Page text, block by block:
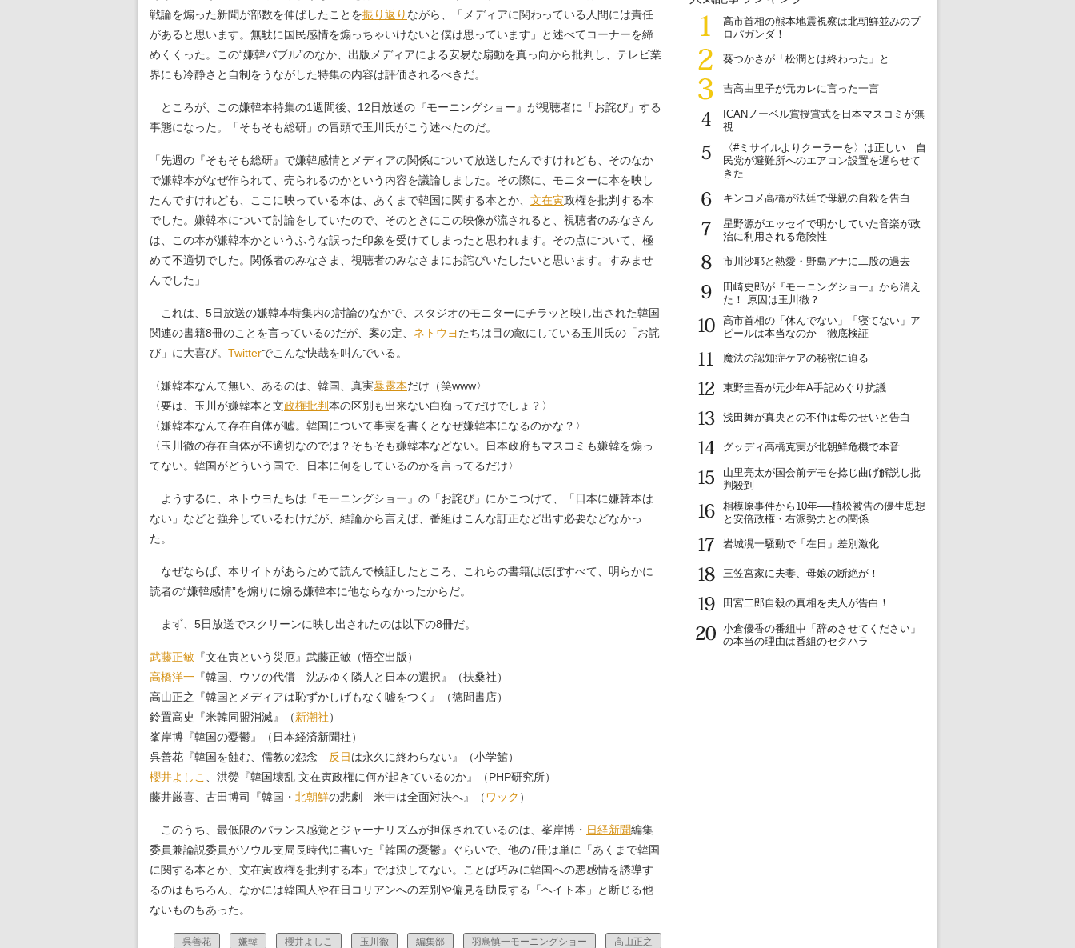
戦論を煽った新聞が部数を伸ばしたことを振り返り ながら、「メディアに関わっている人間には責任
があると思います。無駄に国民感情を煽っちゃいけないと僕は思っています」と述べてコーナーを締
めくくった。この“嫌韓バブル”のなか、出版メディアによる安易な扇動を真っ向から批判し、テレビ業
界にも冷静さと自制をうながした特集の内容は評価されるべきだ。
ところが、この嫌韓本特集の1週間後、12日放送の『モーニングショー』が視聴者に「お詫び」する
事態になった。「そもそも総研」の冒頭で玉川氏がこう述べたのだ。
「先週の『そもそも総研』で嫌韓感情とメディアの関係について放送したんですけれども、そのなか
で嫌韓本がなぜ作られて、売られるのかという内容を議論しました。その際に、モニターに本を映し
たんですけれども、ここに映っている本は、あくまで韓国に関する本とか、 文在寅政権を批判する本
でした。嫌韓本について討論をしていたので、そのときにこの映像が流されると、視聴者のみなさん
は、この本が嫌韓本かというふうな誤った印象を受けてしまったと思われます。その点について、極
めて不適切でした。関係者のみなさま、視聴者のみなさまにお詫びいたしたいと思います。すみませ
んでした」
これは、5日放送の嫌韓本特集内の討論のなかで、スタジオのモニターにチラッと映し出された韓国
関連の書籍8冊のことを言っているのだが、案の定、 ネトウヨたちは目の敵にしている玉川氏の「お詫
び」に大喜び。 Twitterでこんな快哉を叫んでいる。
〈嫌韓本なんて無い、あるのは、韓国、真実暴露本だけ（笑www〉
〈要は、玉川が嫌韓本と文政権批判本の区別も出来ない白痴ってだけでしょ？〉
〈嫌韓本なんて存在自体が嘘。韓国について事実を書くとなぜ嫌韓本になるのかな？〉
〈玉川徹の存在自体が不適切なのでは？そもそも嫌韓本などない。日本政府もマスコミも嫌韓を煽っ
てない。韓国がどういう国で、日本に何をしているのかを言ってるだけ〉
ようするに、ネトウヨたちは『モーニングショー』の「お詫び」にかこつけて、「日本に嫌韓本は
ない」などと強弁しているわけだが、結論から言えば、番組はこんな訂正など出す必要などなかっ
た。
なぜならば、本サイトがあらためて読んで検証したところ、これらの書籍はほぼすべて、明らかに
読者の“嫌韓感情”を煽りに煽る嫌韓本に他ならなかったからだ。
まず、5日放送でスクリーンに映し出されたのは以下の8冊だ。
武藤正敏 『文在寅という災厄』武藤正敏（悟空出版）
高橋洋一 『韓国、ウソの代償 沈みゆく隣人と日本の選択』（扶桑社）
高山正之『韓国とメディアは恥ずかしげもなく嘘をつく』（徳間書店）
鈴置高史『米韓同盟消滅』（新潮社）
峯岸博『韓国の憂鬱』（日本経済新聞社）
呉善花『韓国を蝕む、儒教の怨念
反日は永久に終わらない』（小学館）
櫻井よしこ
、洪熒『韓国壊乱 文在寅政権に何が起きているのか』（PHP研究所）
藤井厳喜、古田博司『韓国・ 北朝鮮の悲劇 米中は全面対決へ』（ワック ）
このうち、最低限のバランス感覚とジャーナリズムが担保されているのは、峯岸博・ 日経新聞編集
委員兼論説委員がソウル支局長時代に書いた『韓国の憂鬱』ぐらいで、他の7冊は単に「あくまで韓国
に関する本とか、文在寅政権を批判する本」では決してない。ことば巧みに韓国への悪感情を誘導す
るのはもちろん、なかには韓国人や在日コリアンへの差別や偏見を助長する「ヘイト本」と断じる他
ないものもあった。
呉善花 嫌韓 櫻井よしこ 玉川徹 編集部 羽鳥慎一モーニングショー 高山正之
1
高市首相の熊本地震視察は北朝鮮並みのプ
ロパガンダ！
2
葵つかさが「松潤とは終わった」と
3
吉高由里子が元カレに言った一言
4
ICANノーベル賞授賞式を日本マスコミが無
視
5
〈#ミサイルよりクーラーを〉は正しい 自
民党が避難所へのエアコン設置を遅らせて
きた
6
キンコメ高橋が法廷で母親の自殺を告白
7
星野源がエッセイで明かしていた音楽が政
治に利用される危険性
8
市川沙耶と熱愛・野島アナに二股の過去
9
田崎史郎が『モーニングショー』から消え
た！ 原因は玉川徹？
10
高市首相の「休んでない」「寝てない」ア
ピールは本当なのか 徹底検証
11
魔法の認知症ケアの秘密に迫る
12
東野圭吾が元少年A手記めぐり抗議
13
浅田舞が真央との不仲は母のせいと告白
14
グッディ高橋克実が北朝鮮危機で本音
15
山里亮太が国会前デモを捻じ曲げ解説し批
判殺到
16
相模原事件から10年──植松被告の優生思想
と安倍政権・右派勢力との関係
17
岩城滉一騒動で「在日」差別激化
18
三笠宮家に夫妻、母娘の断絶が！
19
田宮二郎自殺の真相を夫人が告白！
20
小倉優香の番組中「辞めさせてください」
の本当の理由は番組のセクハラ